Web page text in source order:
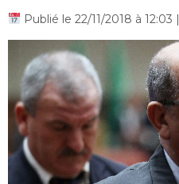
Publié le 22/11/2018 à 12:03 |